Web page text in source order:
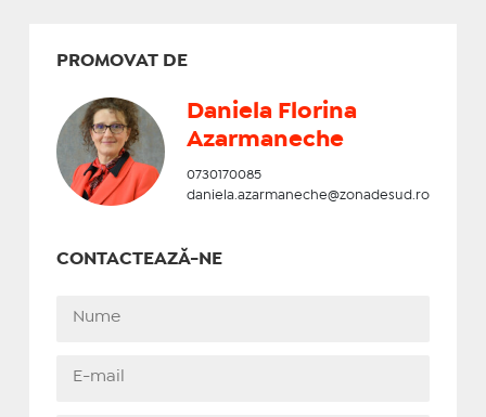
PROMOVAT DE
Daniela Florina
Azarmaneche
0730170085
daniela.azarmaneche@zonadesud.ro
CONTACTEAZĂ-NE